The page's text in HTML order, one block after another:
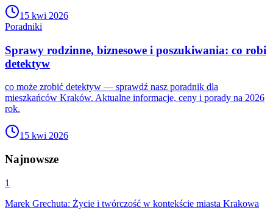
15 kwi 2026
Poradniki
Sprawy rodzinne, biznesowe i poszukiwania: co robi
detektyw
co może zrobić detektyw — sprawdź nasz poradnik dla
mieszkańców Kraków. Aktualne informacje, ceny i porady na 2026
rok.
15 kwi 2026
Najnowsze
1
Marek Grechuta: Życie i twórczość w kontekście miasta Krakowa